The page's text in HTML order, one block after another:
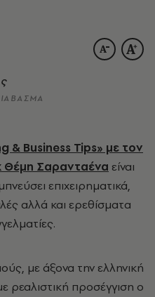
& Business Tips» με τον
Θέμη Σαρανταένα είναι
επιχειρηματικά,
αλλά και ερεθίσματα
με άξονα την ελληνική
ρεαλιστική προσέγγιση ο